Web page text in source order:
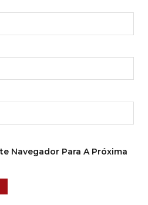
Navegador Para A Próxima